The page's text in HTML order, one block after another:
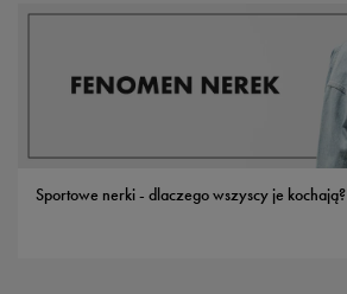
Sportowe nerki - dlaczego wszyscy je kochają?